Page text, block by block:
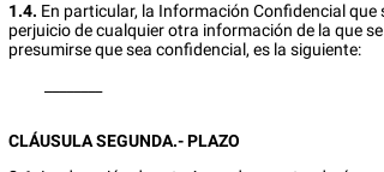
1.4. En particular, la Información Confidencial
perjuicio de cualquier otra información de la que
presumirse que sea confidencial, es la siguiente:
CLÁUSULA SEGUNDA.- PLAZO